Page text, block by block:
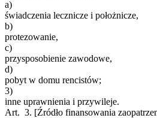
a)
świadczenia lecznicze i położnicze,
b)
protezowanie,
c)
przysposobienie zawodowe,
d)
pobyt w domu rencistów;
3)
inne uprawnienia i przywileje.
Art. 3. [Źródło finansowania